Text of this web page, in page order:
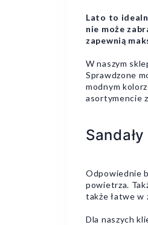
Lato to
nie może
zapewnią
W naszym
Sprawdzone
modnym
asortymencie
Odpowiednie
powietrza.
także łatwe w
Dla naszych